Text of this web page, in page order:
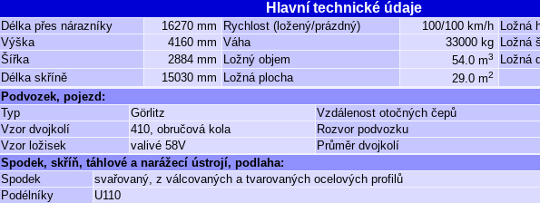
Hlavní technické údaje
Délka přes nárazníky 16270 mm Rychlost (ložený/prázdný) 100/100 km/h Ložná
Výška
4160 mm Váha 33000 kg Ložná
Šířka
2884 mm Ložný objem 54.0 m3 Ložná
Délka skříně
15030 mm Ložná plocha 29.0 m2
Podvozek, pojezd:
Typ
Görlitz Vzdálenost otočných čepů
Vzor dvojkolí
410, obručová kola Rozvor podvozku
Vzor ložisek
valivé 58V Průměr dvojkolí
Spodek, skříň, táhlové a narážecí ústrojí, podlaha:
Spodek
svařovaný, z válcovaných a tvarovaných ocelových profilů
Podélníky
U110